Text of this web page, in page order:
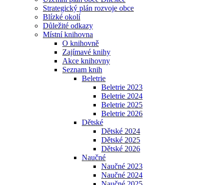
Strategický plán rozvoje obce
Blízké okolí
Důležité odkazy
Místní knihovna
O knihovně
Zajímavé knihy
Akce knihovny
Seznam knih
Beletrie
Beletrie 2023
Beletrie 2024
Beletrie 2025
Beletrie 2026
Dětské
Dětské 2024
Dětské 2025
Dětské 2026
Naučné
Naučné 2023
Naučné 2024